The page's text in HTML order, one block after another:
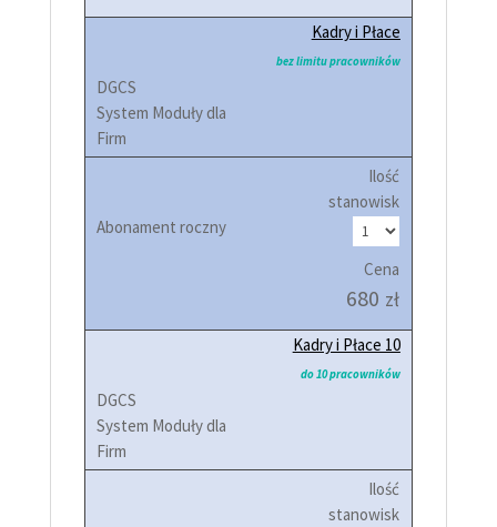
Kadry i Płace
bez limitu pracowników
Ilość
stanowisk
Cena
680 zł
Kadry i Płace 10
do 10 pracowników
Ilość
stanowisk